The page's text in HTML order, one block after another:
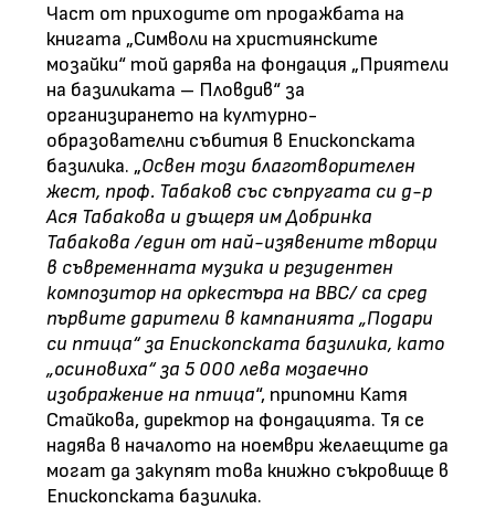
Част от приходите от продажбата на
книгата „Символи на християнските
мозайки“ той дарява на фондация „Приятели
на базиликата – Пловдив“ за
организирането на културно-
образователни събития в Епископската
базилика. „Освен този благотворителен
жест, проф. Табаков със съпругата си д-р
Ася Табакова и дъщеря им Добринка
Табакова /един от най-изявените творци
в съвременната музика и резидентен
композитор на оркестъра на ВВС/ са сред
първите дарители в кампанията „Подари
си птица“ за Епископската базилика, като
„осиновиха“ за 5 000 лева мозаечно
изображение на птица“, припомни Катя
Стайкова, директор на фондацията. Тя се
надява в началото на ноември желаещите да
могат да закупят това книжно съкровище в
Епископската базилика.